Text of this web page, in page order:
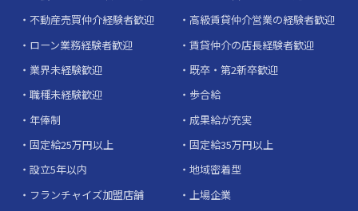
不動産売買仲介経験者歓迎
高級賃貸仲介営業の経験者歓迎
ローン業務経験者歓迎
賃貸仲介の店長経験者歓迎
業界未経験歓迎
既卒・第2新卒歓迎
職種未経験歓迎
歩合給
年俸制
成果給が充実
固定給25万円以上
固定給35万円以上
設立5年以内
地域密着型
フランチャイズ加盟店舗
上場企業